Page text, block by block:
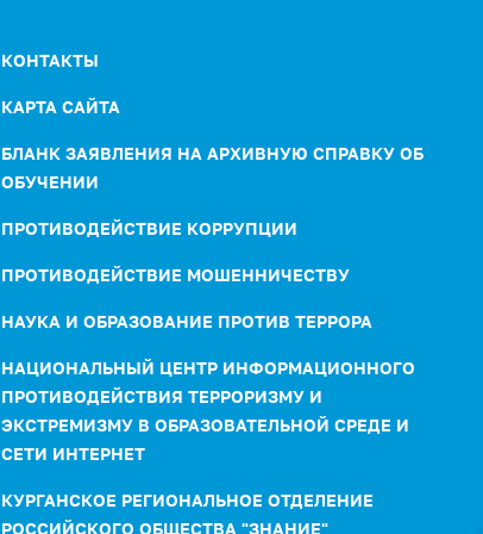
КОНТАКТЫ
КАРТА САЙТА
БЛАНК ЗАЯВЛЕНИЯ НА АРХИВНУЮ СПРАВКУ ОБ
ОБУЧЕНИИ
ПРОТИВОДЕЙСТВИЕ КОРРУПЦИИ
ПРОТИВОДЕЙСТВИЕ МОШЕННИЧЕСТВУ
НАУКА И ОБРАЗОВАНИЕ ПРОТИВ ТЕРРОРА
НАЦИОНАЛЬНЫЙ ЦЕНТР ИНФОРМАЦИОННОГО
ПРОТИВОДЕЙСТВИЯ ТЕРРОРИЗМУ И
ЭКСТРЕМИЗМУ В ОБРАЗОВАТЕЛЬНОЙ СРЕДЕ И
СЕТИ ИНТЕРНЕТ
КУРГАНСКОЕ РЕГИОНАЛЬНОЕ ОТДЕЛЕНИЕ
РОССИЙСКОГО ОБЩЕСТВА "ЗНАНИЕ"